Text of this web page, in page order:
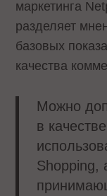
маркетинга
разделяет
базовых
качества
Можно
в
Shopping,